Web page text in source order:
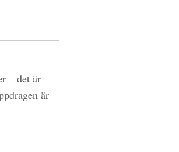
– det är
är